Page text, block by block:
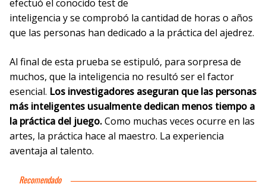
efectuó el conocido test de
inteligencia y se comprobó la cantidad de horas o años
que las personas han dedicado a la práctica del ajedrez.
Al final de esta prueba se estipuló, para sorpresa de
muchos, que la inteligencia no resultó ser el factor
esencial. Los investigadores aseguran que las personas
más inteligentes usualmente dedican menos tiempo a
la práctica del juego.Como muchas veces ocurre en las
artes, la práctica hace al maestro. La experiencia
aventaja al talento.